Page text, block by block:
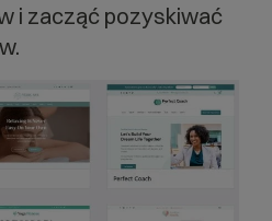
i zacząć pozyskiwać